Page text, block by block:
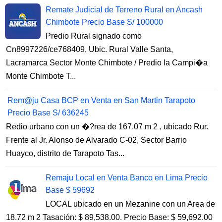
Remate Judicial de Terreno Rural en Ancash
Chimbote Precio Base S/ 100000
Predio Rural signado como
Cn8997226/ce768409, Ubic. Rural Valle Santa,
Lacramarca Sector Monte Chimbote / Predio la Campi�a
Monte Chimbote T...
Rem@ju Casa BCP en Venta en San Martin Tarapoto
Precio Base S/ 636245
Redio urbano con un �?rea de 167.07 m 2 , ubicado Rur.
Frente al Jr. Alonso de Alvarado C-02, Sector Barrio
Huayco, distrito de Tarapoto Tas...
Remaju Local en Venta Banco en Lima Precio
Base $ 59692
LOCAL ubicado en un Mezanine con un Area de
18.72 m 2 Tasación: $ 89,538.00. Precio Base: $ 59,692.00